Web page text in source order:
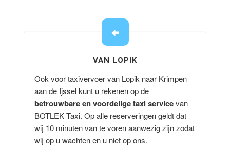
VAN LOPIK
Ook voor taxivervoer van Lopik naar Krimpen
aan de Ijssel kunt u rekenen op de
betrouwbare en voordelige taxi servicevan
BOTLEK Taxi. Op alle reserveringen geldt dat
wij 10 minuten van te voren aanwezig zijn zodat
wij op u wachten en u niet op ons.